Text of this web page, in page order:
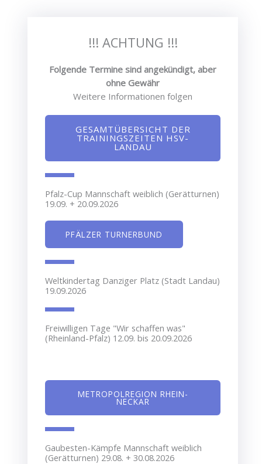
!!! ACHTUNG !!!
Folgende Termine sind angekündigt, aber
ohne Gewähr
Weitere Informationen folgen
GESAMTÜBERSICHT DER
TRAININGSZEITEN HSV-
LANDAU
Pfalz-Cup Mannschaft weiblich (Gerätturnen)
19.09. + 20.09.2026
PFÄLZER TURNERBUND
Weltkindertag Danziger Platz (Stadt Landau)
19.09.2026
Freiwilligen Tage "Wir schaffen was"
(Rheinland-Pfalz) 12.09. bis 20.09.2026
METROPOLREGION RHEIN-
NECKAR
Gaubesten-Kämpfe Mannschaft weiblich
(Gerätturnen) 29.08. + 30.08.2026